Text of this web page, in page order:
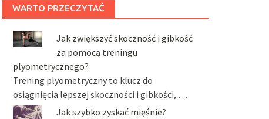
WARTO PRZECZYTAĆ
Jak zwiększyć skoczność i gibkość
za pomocą treningu
plyometrycznego?
Trening plyometryczny to klucz do
osiągnięcia lepszej skoczności i gibkości, …
Jak szybko zyskać mięśnie?